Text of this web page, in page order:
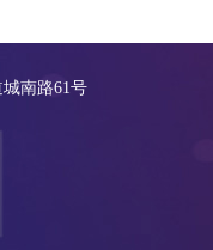
南路61号